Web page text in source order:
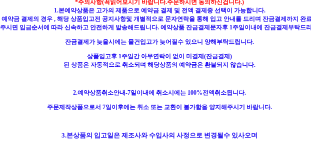
*주의사항(꼭읽어보시기 바랍니다.주문하시면 동의하신겁니다.)
1.본예약상품은 고가의 제품으로 예약금 결제 및 전액 결제중 선택이 가능합니다.
예약금 결제의 경우 , 해당 상품입고전 공지사항및 개별적으로 문자연락을 통해 입고 안내를 드리며 잔금결제까지 완
주시면 입금순서에 따라 신속하고 안전하게 발송해드립니다. 예약상품 잔금결제문자후 1주일이내에 잔금결제부탁드
잔금결제가 늦을시에는 물건입고가 늦어질수 있으니 양해부탁드립니다.
상품입고후 1주일간 아무연락이 없이 미결제(잔금결제)
된 상품은 자동적으로 취소되며 해당상품의 예약금은 환불되지 않습니다.
2.예약상품취소안내-7일이내에 취소시에는 100%전액취소됩니다.
주문제작상품으로서 7일이후에는 취소 또는 교환이 불가함을 양지해주시기 바랍니다.
3.본상품의 입고일은 제조사와 수입사의 사정으로 변경될수 있사오며